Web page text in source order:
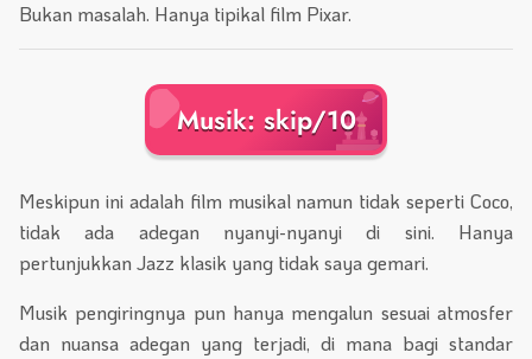
Bukan masalah. Hanya tipikal film Pixar.
Musik: skip/10
Meskipun ini adalah film musikal namun tidak seperti Coco,
tidak ada adegan nyanyi-nyanyi di sini. Hanya
pertunjukkan Jazz klasik yang tidak saya gemari.
Musik pengiringnya pun hanya mengalun sesuai atmosfer
dan nuansa adegan yang terjadi, di mana bagi standar